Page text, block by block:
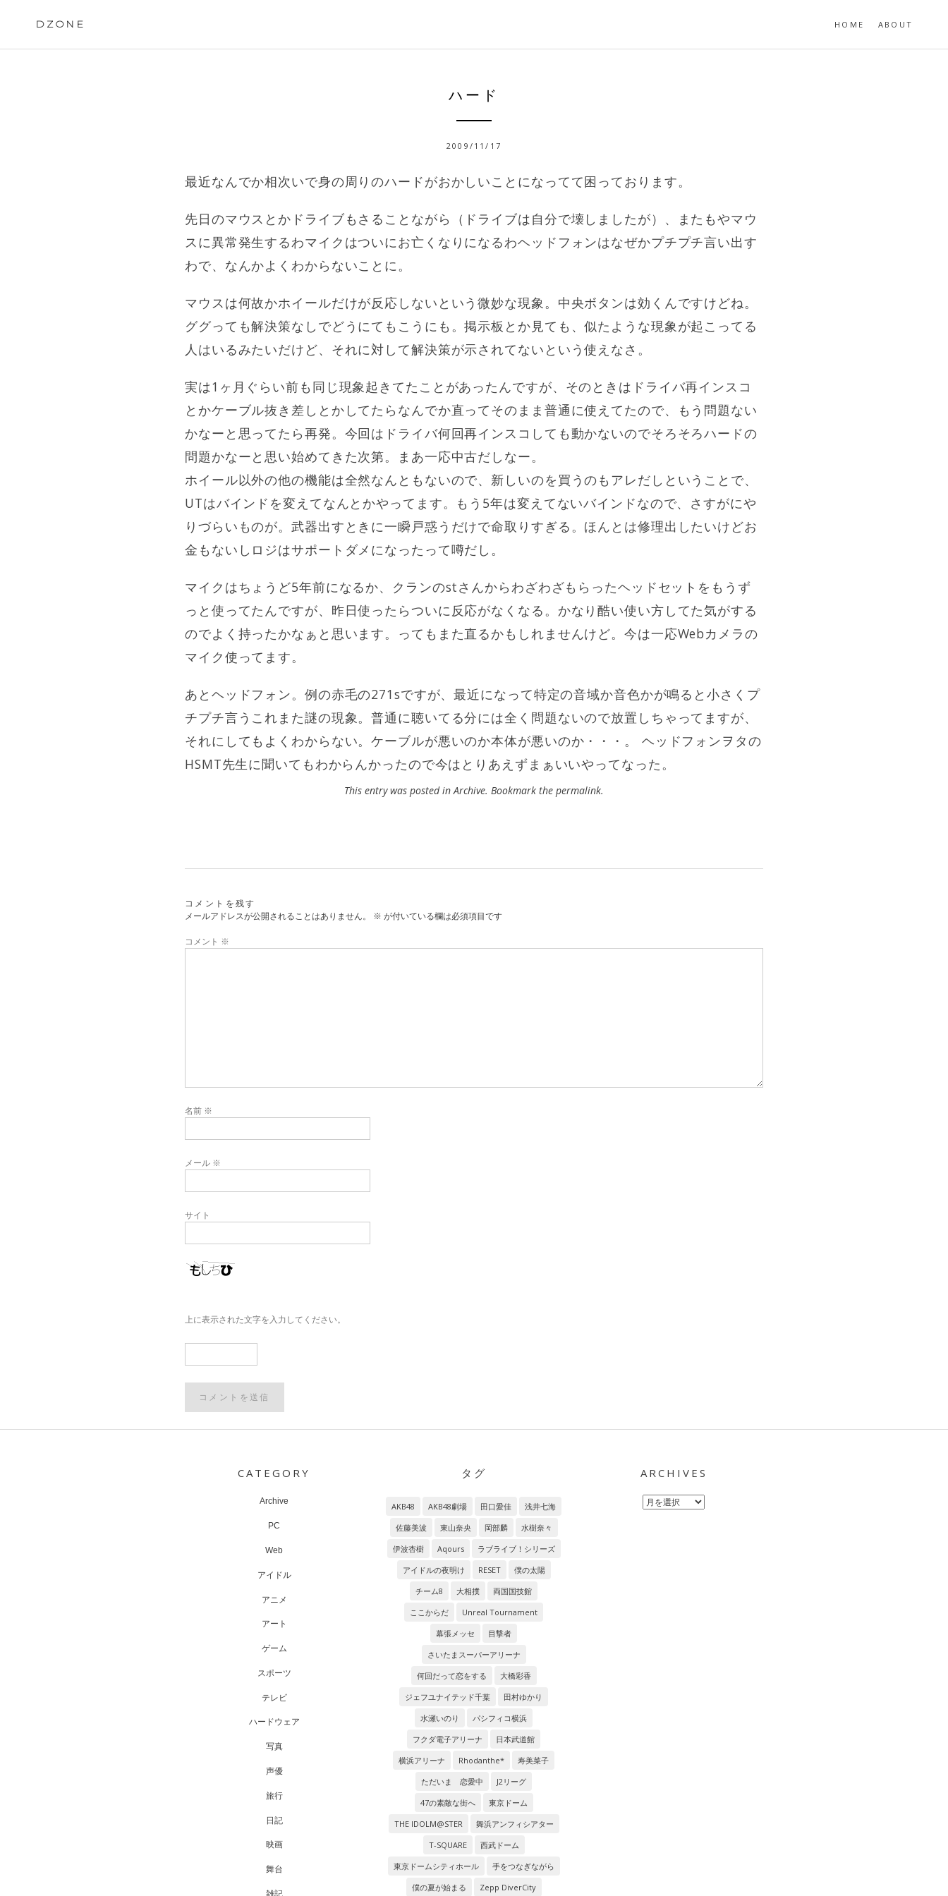
DZONE HOME ABOUT
ハード
2009/11/17
最近なんでか相次いで身の周りのハードがおかしいことになってて困っております。
先日のマウスとかドライブもさることながら（ドライブは自分で壊しましたが）、またもやマウ
スに異常発生するわマイクはついにお亡くなりになるわヘッドフォンはなぜかプチプチ言い出す
わで、なんかよくわからないことに。
マウスは何故かホイールだけが反応しないという微妙な現象。中央ボタンは効くんですけどね。
ググっても解決策なしでどうにてもこうにも。掲示板とか見ても、似たような現象が起こってる
人はいるみたいだけど、それに対して解決策が示されてないという使えなさ。
実は1ヶ月ぐらい前も同じ現象起きてたことがあったんですが、そのときはドライバ再インスコ
とかケーブル抜き差しとかしてたらなんでか直ってそのまま普通に使えてたので、もう問題ない
かなーと思ってたら再発。今回はドライバ何回再インスコしても動かないのでそろそろハードの
問題かなーと思い始めてきた次第。まあ一応中古だしなー。
ホイール以外の他の機能は全然なんともないので、新しいのを買うのもアレだしということで、
UTはバインドを変えてなんとかやってます。もう5年は変えてないバインドなので、さすがにや
りづらいものが。武器出すときに一瞬戸惑うだけで命取りすぎる。ほんとは修理出したいけどお
金もないしロジはサポートダメになったって噂だし。
マイクはちょうど5年前になるか、クランのstさんからわざわざもらったヘッドセットをもうず
っと使ってたんですが、昨日使ったらついに反応がなくなる。かなり酷い使い方してた気がする
のでよく持ったかなぁと思います。ってもまた直るかもしれませんけど。今は一応Webカメラの
マイク使ってます。
あとヘッドフォン。例の赤毛の271sですが、最近になって特定の音域か音色かが鳴ると小さくプ
チプチ言うこれまた謎の現象。普通に聴いてる分には全く問題ないので放置しちゃってますが、
それにしてもよくわからない。ケーブルが悪いのか本体が悪いのか・・・。 ヘッドフォンヲタの
HSMT先生に聞いてもわからんかったので今はとりあえずまぁいいやってなった。
This entry was posted inArchive. Bookmark the permalink.
コメントを残す
メールアドレスが公開されることはありません。
※ が付いている欄は必須項目です
コメント ※
名前 ※
メール ※
サイト
上に表示された文字を入力してください。
CATEGORY
Archive
PC
Web
アイドル
アニメ
アート
ゲーム
スポーツ
テレビ
ハードウェア
写真
声優
旅行
日記
映画
舞台
雑記
タグ
AKB48 AKB48劇場 田口愛佳
浅井七海
佐藤美波
東山奈央 岡部麟
水樹奈々
伊波杏樹
Aqours
ラブライブ！シリーズ
アイドルの夜明け
RESET
僕の太陽
チーム8
大相撲
両国国技館
ここからだ
Unreal Tournament
幕張メッセ
目撃者
さいたまスーパーアリーナ
何回だって恋をする
大橋彩香
ジェフユナイテッド千葉
田村ゆかり
水瀬いのり
パシフィコ横浜
フクダ電子アリーナ
日本武道館
横浜アリーナ
Rhodanthe*
寿美菜子
ただいま 恋愛中
J2リーグ
47の素敵な街へ
東京ドーム
THE IDOLM@STER
舞浜アンフィシアター
T-SQUARE
西武ドーム
東京ドームシティホール
手をつなぎながら
僕の夏が始まる
Zepp DiverCity
ARCHIVES
Archives